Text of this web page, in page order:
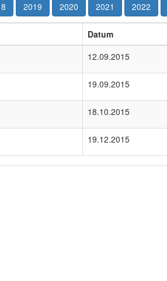
2019 2020 2021 2022
Datum
12.09.2015
19.09.2015
18.10.2015
19.12.2015